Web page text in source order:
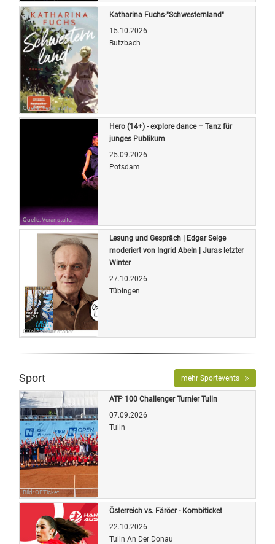
Quelle: Veranstalter
Katharina Fuchs-"Schwesternland"
15.10.2026
Butzbach
Quelle: Veranstalter
Hero (14+) - explore dance – Tanz für
junges Publikum
25.09.2026
Potsdam
Quelle: Veranstalter
Lesung und Gespräch | Edgar Selge
moderiert von Ingrid Abeln | Juras letzter
Winter
27.10.2026
Tübingen
Sport mehr Sportevents
Bild: OETicket
ATP 100 Challenger Turnier Tulln
07.09.2026
Tulln
Österreich vs. Färöer - Kombiticket
22.10.2026
Tulln An Der Donau